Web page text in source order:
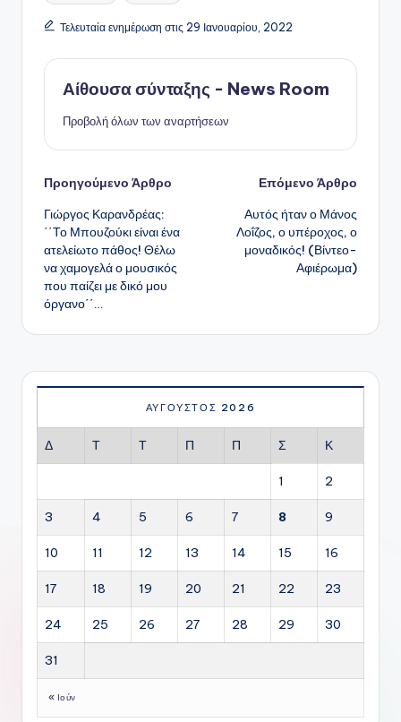
Τελευταία ενημέρωση στις 29 Ιανουαρίου, 2022
Αίθουσα σύνταξης - News Room
Προβολή όλων των αναρτήσεων
Πλοήγηση
δημοσιεύσεων
Προηγούμενο Άρθρο
Γιώργος Καρανδρέας:
΄΄Το Μπουζούκι είναι ένα
ατελείωτο πάθος! Θέλω
να χαμογελά ο μουσικός
που παίζει με δικό μου
όργανο΄΄…
Επόμενο Άρθρο
Αυτός ήταν ο Μάνος
Λοΐζος, ο υπέροχος, ο
μοναδικός! (Βίντεο-
Αφιέρωμα)
ΑΎΓΟΥΣΤΟΣ 2026
Δ Τ Τ Π Π Σ Κ
1 2
3 4 5 6 7 8 9
10 11 12 13 14 15 16
17 18 19 20 21 22 23
24 25 26 27 28 29 30
31
« Ιούν